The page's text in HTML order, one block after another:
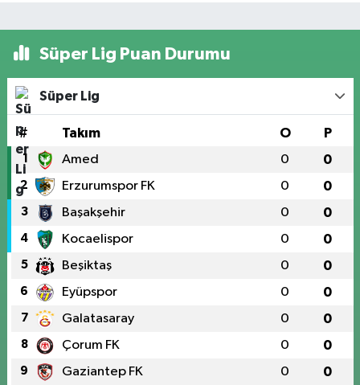
Süper Lig Puan Durumu
Süper Lig
# Takım O P
1 Amed 0 0
2 Erzurumspor FK 0 0
3 Başakşehir 0 0
4 Kocaelispor 0 0
5 Beşiktaş 0 0
6 Eyüpspor 0 0
7 Galatasaray 0 0
8 Çorum FK 0 0
9 Gaziantep FK 0 0